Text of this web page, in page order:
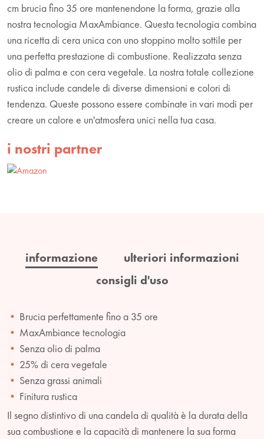
cm brucia fino 35 ore mantenendone la forma, grazie alla
nostra tecnologia MaxAmbiance. Questa tecnologia combina
una ricetta di cera unica con uno stoppino molto sottile per
una perfetta prestazione di combustione. Realizzata senza
olio di palma e con cera vegetale. La nostra totale collezione
rustica include candele di diverse dimensioni e colori di
tendenza. Queste possono essere combinate in vari modi per
creare un calore e un'atmosfera unici nella tua casa.
i nostri partner
informazione
ulteriori informazioni
consigli d'uso
Brucia perfettamente fino a 35 ore
MaxAmbiance tecnologia
Senza olio di palma
25% di cera vegetale
Senza grassi animali
Finitura rustica
Il segno distintivo di una candela di qualità è la durata della
sua combustione e la capacità di mantenere la sua forma